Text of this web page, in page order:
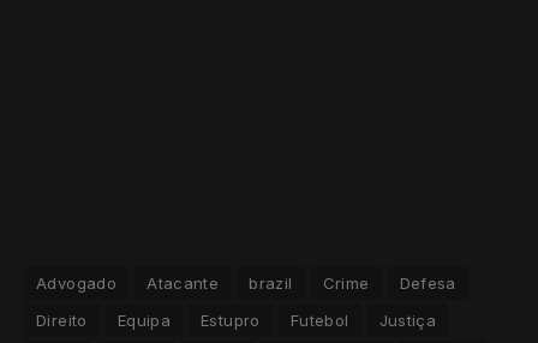
Advogado Atacante brazil Crime
Defesa
Direito
Equipa Estupro Futebol
Justiça